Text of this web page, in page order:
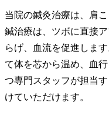
当院の鍼灸治療は、肩
鍼治療は、ツボに直接
らげ、血流を促進しま
て体を芯から温め、血
つ専門スタッフが担当
けていただけます。